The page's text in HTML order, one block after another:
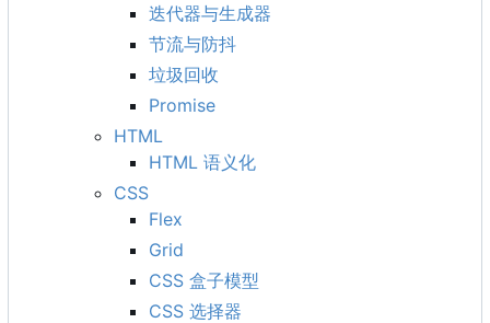
迭代器与生成器
节流与防抖
垃圾回收
Promise
HTML
HTML 语义化
CSS
Flex
Grid
CSS 盒子模型
CSS 选择器